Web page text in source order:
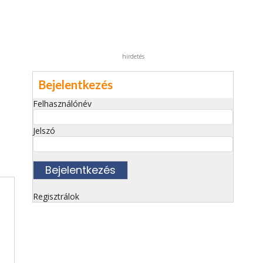
hirdetés
Bejelentkezés
Felhasználónév
Jelszó
Regisztrálok